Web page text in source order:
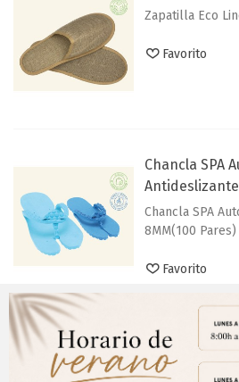
Zapatilla Eco
Favorito
Chancla SPA
Chancla SPA
8MM(100 Pares)
Favorito
-12 de
¿Qué son las
Aviso Importante